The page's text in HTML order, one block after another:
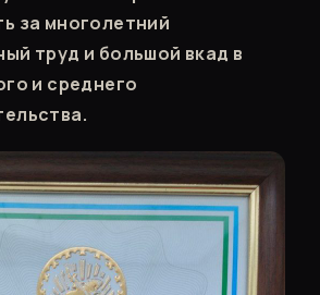
за многолетний
труд и большой вкад в
и среднего